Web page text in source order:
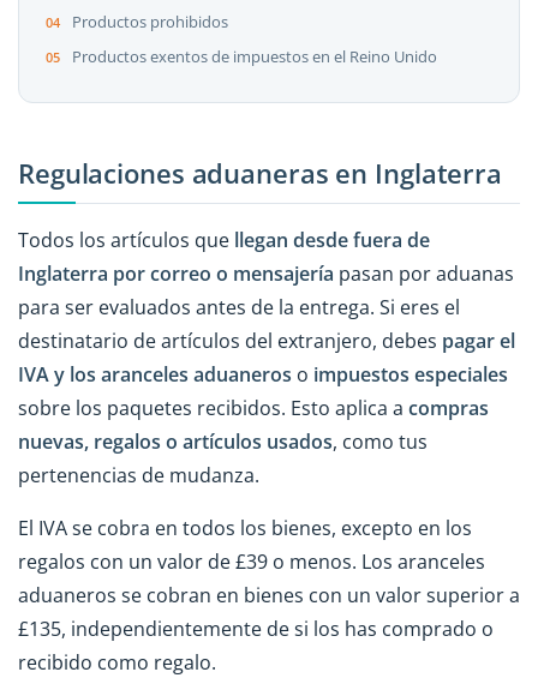
Productos prohibidos
Productos exentos de impuestos en el Reino Unido
Regulaciones aduaneras en Inglaterra
Todos los artículos que llegan desde fuera de
Inglaterra por correo o mensajería pasan por aduanas
para ser evaluados antes de la entrega. Si eres el
destinatario de artículos del extranjero, debes pagar el
IVA y los aranceles aduaneros o impuestos especiales
sobre los paquetes recibidos. Esto aplica a compras
nuevas, regalos o artículos usados, como tus
pertenencias de mudanza.
El IVA se cobra en todos los bienes, excepto en los
regalos con un valor de £39 o menos. Los aranceles
aduaneros se cobran en bienes con un valor superior a
£135, independientemente de si los has comprado o
recibido como regalo.